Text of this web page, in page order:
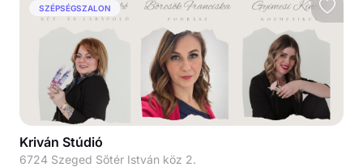
SZÉPSÉGSZALON
Kriván Stúdió
6724 Szeged Sőtér István köz 2.